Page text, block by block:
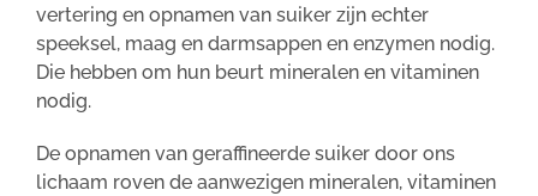
vertering en opnamen van suiker zijn echter
speeksel, maag en darmsappen en enzymen nodig.
Die hebben om hun beurt mineralen en vitaminen
nodig.
De opnamen van geraffineerde suiker door ons
lichaam roven de aanwezigen mineralen, vitaminen